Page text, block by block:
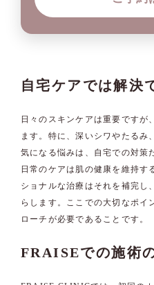
自宅ケアでは解決
日々のスキンケアは重要ですが
ます。特に、深いシワやたるみ
気になる悩みは、自宅での対策
日常のケアは肌の健康を維持す
ショナルな治療はそれを補完し
らします。ここでの大切なポイ
ローチが必要であることです。
FRAISEでの施術